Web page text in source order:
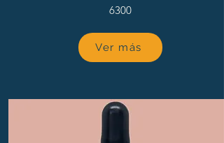
6300
Ver más